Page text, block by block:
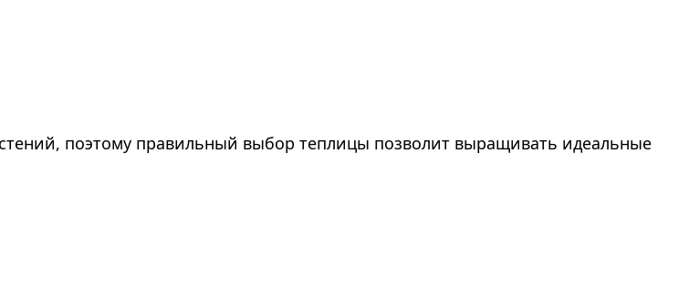
поэтому правильный выбор теплицы позволит выращивать идеальные